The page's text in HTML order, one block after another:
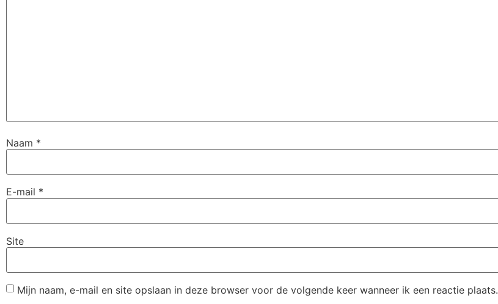
Naam *
E-mail *
Site
Mijn naam, e-mail en site opslaan in deze browser voor de volgende keer wanneer ik een reactie plaats.